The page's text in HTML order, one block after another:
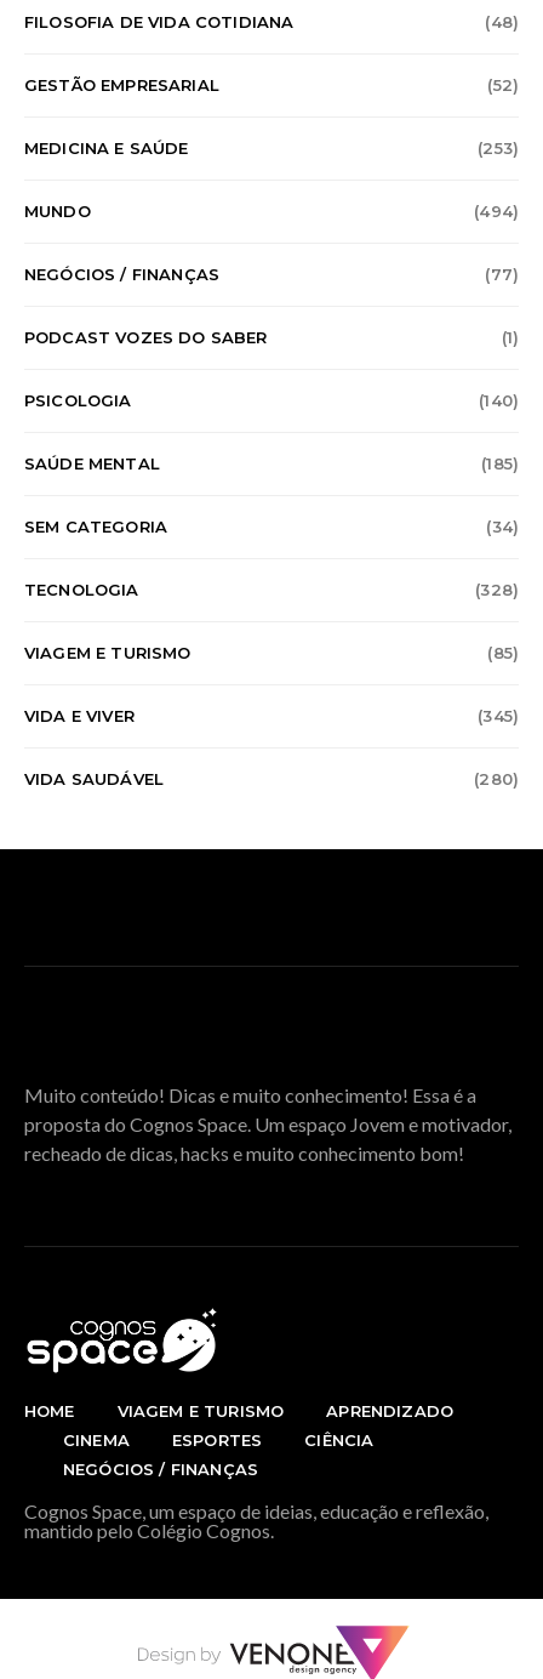
FILOSOFIA DE VIDA COTIDIANA (48)
GESTÃO EMPRESARIAL (52)
MEDICINA E SAÚDE (253)
MUNDO (494)
NEGÓCIOS / FINANÇAS (77)
PODCAST VOZES DO SABER (1)
PSICOLOGIA (140)
SAÚDE MENTAL (185)
SEM CATEGORIA (34)
TECNOLOGIA (328)
VIAGEM E TURISMO (85)
VIDA E VIVER (345)
VIDA SAUDÁVEL (280)
Muito conteúdo! Dicas e muito conhecimento! Essa é a
proposta do Cognos Space. Um espaço Jovem e motivador,
recheado de dicas, hacks e muito conhecimento bom!
HOME VIAGEM E TURISMO
APRENDIZADO
CINEMA
ESPORTES
CIÊNCIA
NEGÓCIOS / FINANÇAS
Cognos Space, um espaço de ideias, educação e reflexão,
mantido pelo Colégio Cognos.